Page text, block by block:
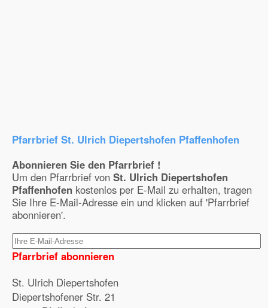
Pfarrbrief St. Ulrich Diepertshofen Pfaffenhofen
Abonnieren Sie den Pfarrbrief !
Um den Pfarrbrief von St. Ulrich Diepertshofen
Pfaffenhofen kostenlos per E-Mail zu erhalten, tragen
Sie Ihre E-Mail-Adresse ein und klicken auf 'Pfarrbrief
abonnieren'.
Pfarrbrief abonnieren
St. Ulrich Diepertshofen
Diepertshofener Str. 21